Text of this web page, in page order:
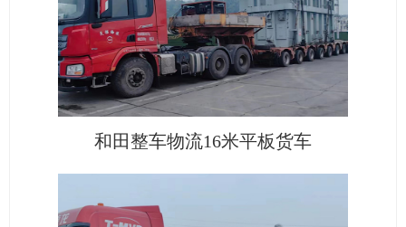
和田整车物流16米平板货车